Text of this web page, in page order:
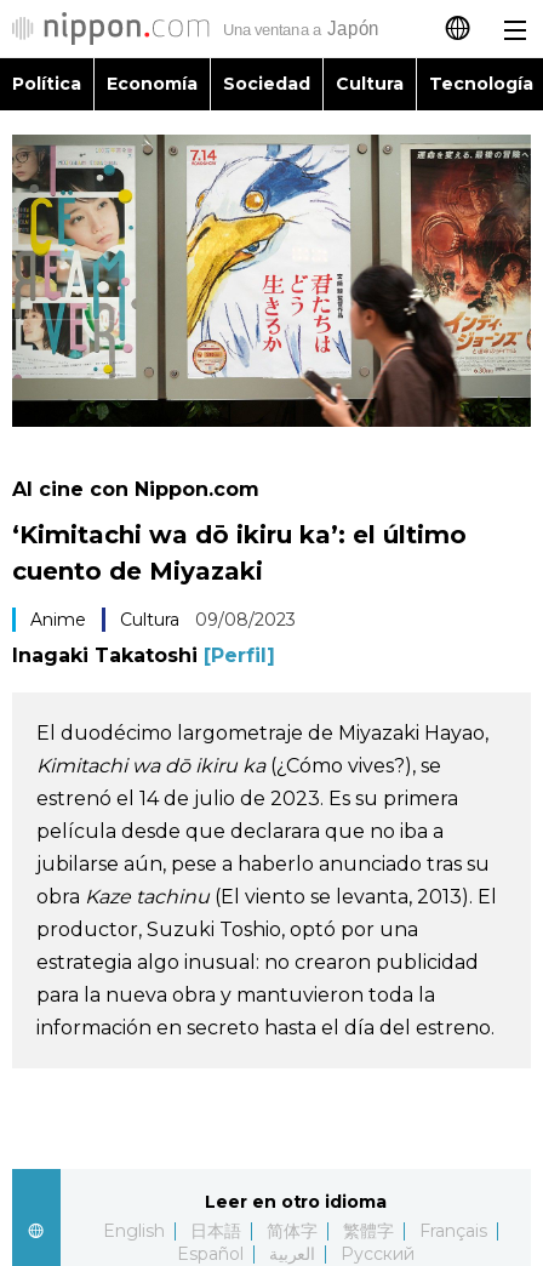
日本語
English
简体字
繁體字
Français
العربية
Política
Economía
Sociedad
Vida
Guía de Japón
En profundidad
Más
Noticias
Datos de Japón
official SNS
Política Economía Sociedad Cultura Tecnología
Al cine con Nippon.com
‘Kimitachi wa dō ikiru ka’: el último
cuento de Miyazaki
Anime Cultura 09/08/2023
Inagaki Takatoshi [Perfil]
El duodécimo largometraje de Miyazaki Hayao,
Kimitachi wa dō ikiru ka(¿Cómo vives?), se
estrenó el 14 de julio de 2023. Es su primera
película desde que declarara que no iba a
jubilarse aún, pese a haberlo anunciado tras su
obra Kaze tachinu(El viento se levanta, 2013). El
productor, Suzuki Toshio, optó por una
estrategia algo inusual: no crearon publicidad
para la nueva obra y mantuvieron toda la
información en secreto hasta el día del estreno.
Leer en otro idioma
English
日本語 简体字 繁體字
Français
Español
العربية Русский